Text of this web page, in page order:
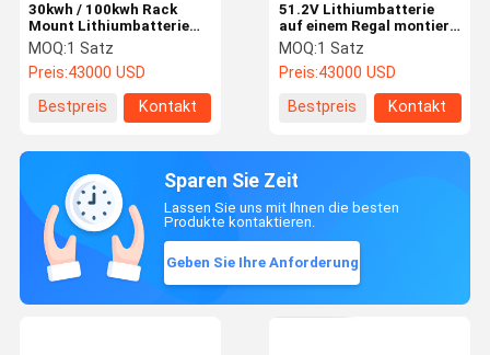
30kwh / 100kwh Rack
Mount Lithiumbatterie
Energiespeicher
Solarstromversorgung
für Zuhause
MOQ:1 Satz
Preis:43000 USD
Bestpreis
Kontakt
51.2V Lithiumbatterie
auf einem Regal montiert
100ah 280ah
Energiespeicher für das
Solarsystem
MOQ:1 Satz
Preis:43000 USD
Bestpreis
Kontakt
Sparen Sie Zeit
Lassen Sie uns mit Ihnen die besten
Produkte kontaktieren.
Geben Sie Ihre Anforderung